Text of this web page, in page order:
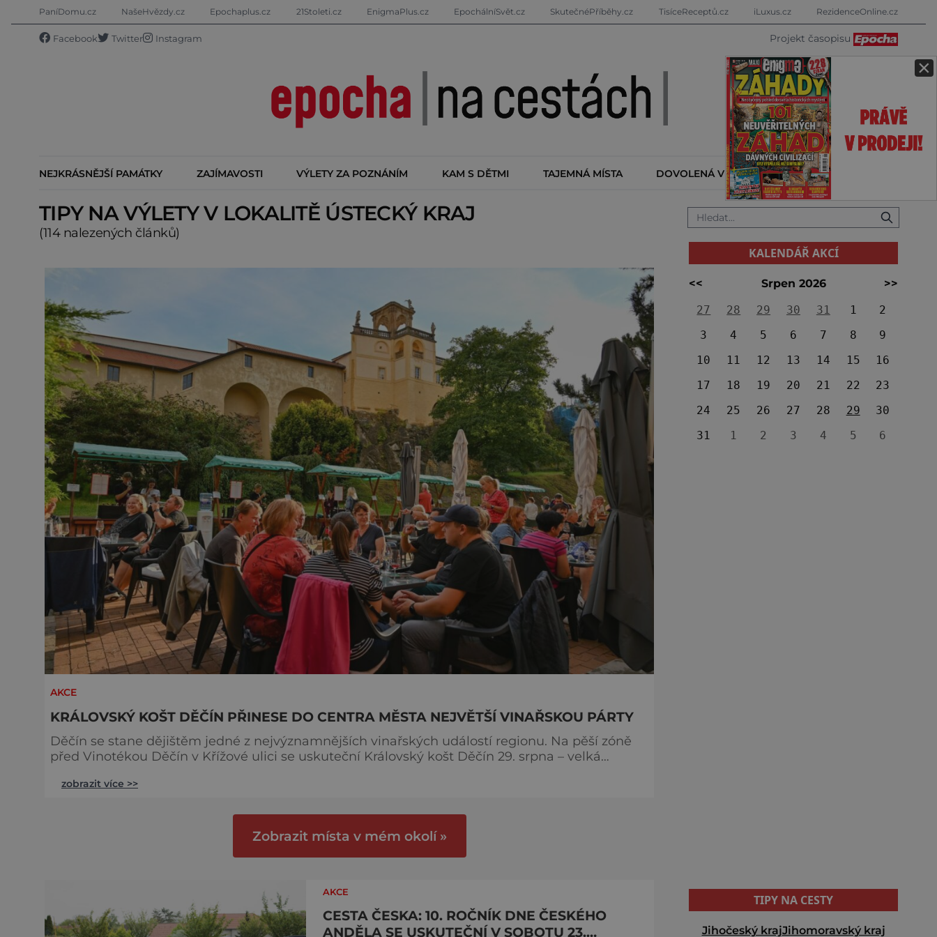
×
PaníDomu.cz NašeHvězdy.cz Epochaplus.cz 21Stoleti.cz EnigmaPlus.cz EpochálníSvět.cz SkutečnéPříběhy.cz TisíceReceptů.cz iLuxus.cz RezidenceOnline.cz
Facebook Twitter Instagram Projekt časopisu
NEJKRÁSNĚJŠÍ PAMÁTKY ZAJÍMAVOSTI VÝLETY ZA POZNÁNÍM KAM S DĚTMI TAJEMNÁ MÍSTA DOVOLENÁ V ZAHRANIČÍ KALENDÁŘ AKCÍ
TIPY NA VÝLETY V LOKALITĚ ÚSTECKÝ KRAJ
(114 nalezených článků)
AKCE
KRÁLOVSKÝ KOŠT DĚČÍN PŘINESE DO CENTRA MĚSTA NEJVĚTŠÍ VINAŘSKOU PÁRTY
Děčín se stane dějištěm jedné z nejvýznamnějších vinařských událostí regionu. Na pěší zóně
před Vinotékou Děčín v Křížové ulici se uskuteční Královský košt Děčín 29. srpna – velká
veřejnosti i milovníkům vína, kteří chtějí ochutnat výběr toho nejlepšího, co aktuální vinařská
zobrazit více >>
Zobrazit místa v mém okolí »
AKCE
CESTA ČESKA: 10. ROČNÍK DNE ČESKÉHO
ANDĚLA SE USKUTEČNÍ V SOBOTU 23.
KALENDÁŘ AKCÍ
<< Srpen 2026
>>
27
28 29 30 31 1
2
3
4 5 6 7 8
9
10
11 12 13 14 15
16
17
18 19 20 21 22
23
24
25 26 27 28 29
30
31
1 2 3 4 5 6
TIPY NA CESTY
Jihočeský krajJihomoravský kraj